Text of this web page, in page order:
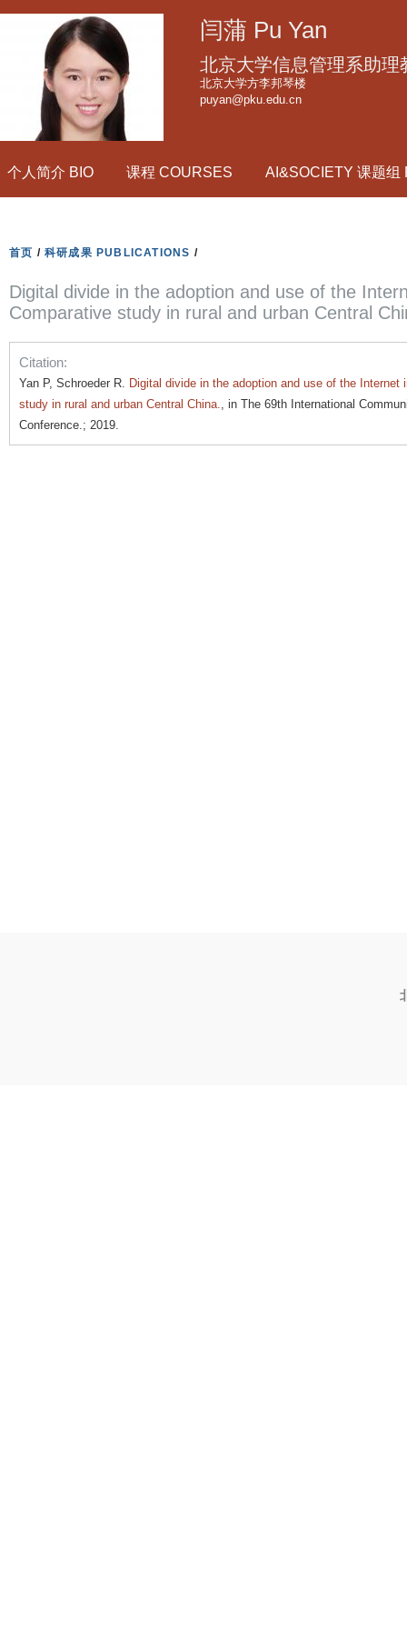
到
要
内
闫蒲 Pu Yan
北京大学信息管理系助理
北京大学方李邦琴楼
puyan@pku.edu.cn
个人简介 BIO 课程 COURSES AI&SOCIETY 课题
首页 / 科研成果 PUBLICATIONS /
Digital divide in the adoption and use of the
Comparative study in rural and urban Central
Citation:
Yan P, Schroeder R. Digital divide in the adoption and use of the Internet
study in rural and urban Central China.
, in The 69th International
Conference.; 2019.